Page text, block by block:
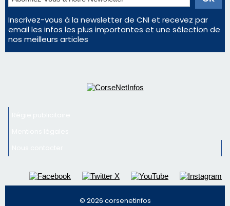
Inscrivez-vous à la newsletter de CNI et recevez par
email les infos les plus importantes et une sélection de
nos meilleurs articles
© 2026 corsenetinfos